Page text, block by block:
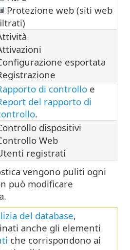
Protezione web (siti web
esportata
di controllo e
del rapporto di
.
dispositivi
Web
registrati
vengono puliti ogni
può modificare
del database,
anche gli elementi
che corrispondono ai